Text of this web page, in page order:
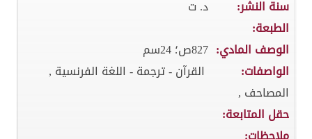
سنة النشر:
د. ت
الطبعة:
الوصف المادي: 827ص؛ 24سم
الواصفات:
القرآن - ترجمة - اللغة الفرنسية ,
المصاحف ,
حقل المتابعة: